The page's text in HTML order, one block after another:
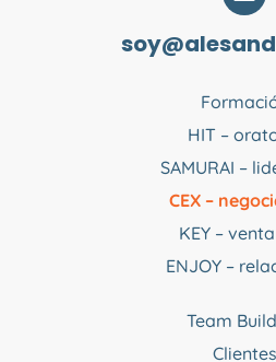
Team
Clientes
HIT –
SAMURAI –
CEX –
KEY –
ENJOY –